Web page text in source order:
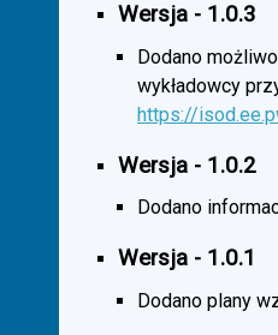
Wersja - 1.0.3
Dodano
wykładowcy
https://
Wersja - 1.0.2
Dodano
Wersja - 1.0.1
Dodano plany